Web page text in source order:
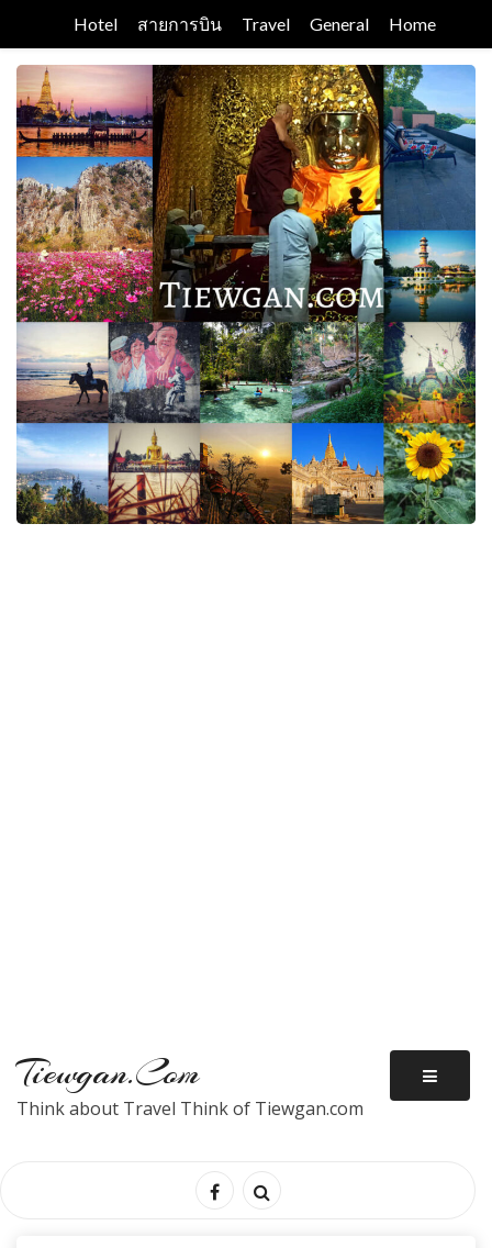
content
Hotel สายการบิน Travel General Home
Tiewgan.com
Think about Travel Think of Tiewgan.com